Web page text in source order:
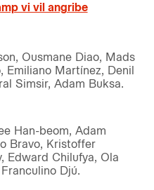
vi vil angribe
Ousmane Diao, Mads
Emiliano Martínez, Denil
Simsir, Adam Buksa.
Han-beom, Adam
Bravo, Kristoffer
Edward Chilufya, Ola
Djú.